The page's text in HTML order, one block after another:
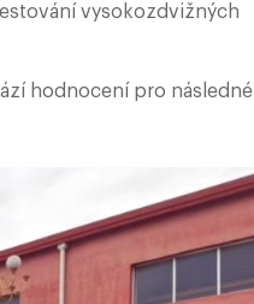
vysokozdvižných
hodnocení pro následné